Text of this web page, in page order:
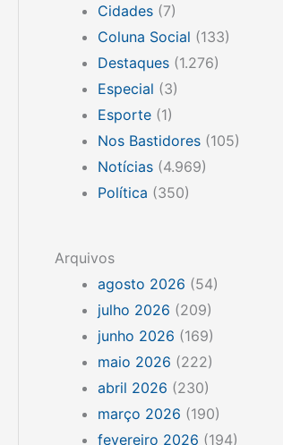
Cidades (7)
Coluna Social (133)
Destaques (1.276)
Especial (3)
Esporte (1)
Nos Bastidores (105)
Notícias (4.969)
Política (350)
Arquivos
agosto 2026 (54)
julho 2026 (209)
junho 2026 (169)
maio 2026 (222)
abril 2026 (230)
março 2026 (190)
fevereiro 2026 (194)